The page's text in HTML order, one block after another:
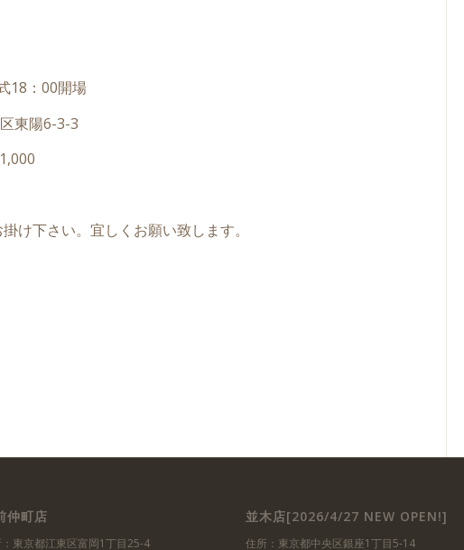
18：00開場
東陽6-3-3
け下さい。宜しくお願い致します。
仲町店
東京都江東区富岡1丁目25-4
並木店[2026/4/27 NEW OPEN!]
住所：東京都中央区銀座1丁目5-14